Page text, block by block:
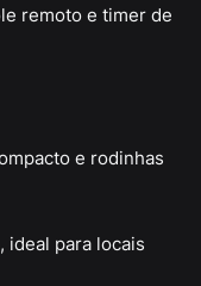
remoto e timer de
e rodinhas
ideal para locais